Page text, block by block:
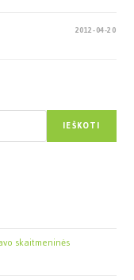
2012-04-20
IEŠKOTI
skaitmeninės